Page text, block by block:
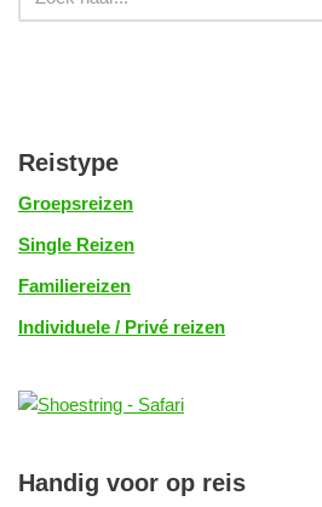
Reistype
Groepsreizen
Single Reizen
Familiereizen
Individuele / Privé reizen
Handig voor op reis